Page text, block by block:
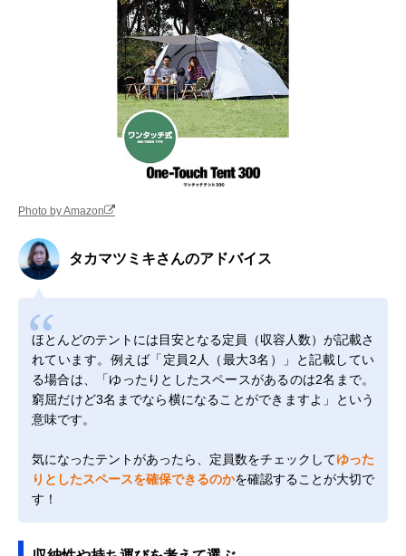
Photo by Amazon
タカマツミキさんのアドバイス
ほとんどのテントには目安となる定員（収容人数）が記載さ
れています。例えば「定員2人（最大3名）」と記載してい
る場合は、「ゆったりとしたスペースがあるのは2名まで。
窮屈だけど3名までなら横になることができますよ」という
意味です。
気になったテントがあったら、定員数をチェックしてゆった
りとしたスペースを確保できるのかを確認することが大切で
す！